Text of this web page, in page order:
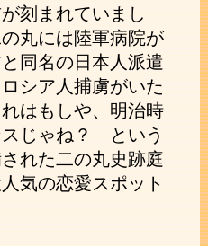
刻まれていまし
丸には陸軍病院が
同名の日本人派遣
シア人捕虜がいた
はもしや、明治時
じゃね？ という
れた二の丸史跡庭
気の恋愛スポット